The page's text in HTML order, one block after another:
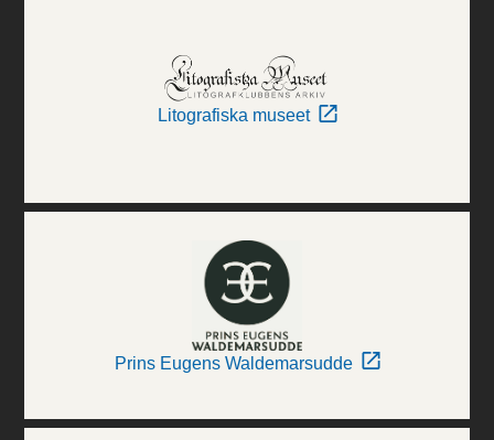
Litografiska museet
Prins Eugens Waldemarsudde